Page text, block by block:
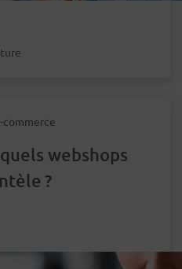
commerce
webshops
?